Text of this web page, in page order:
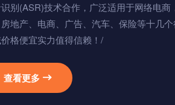
别(ASR)技术合作，广泛适用于网络电商
地产、电商、广告、汽车、保险等十几
格便宜实力值得信赖！/
查看更多 